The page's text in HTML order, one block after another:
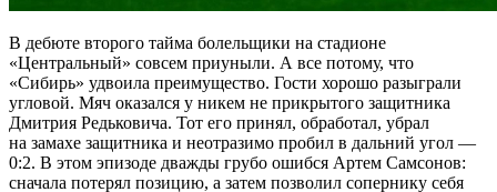
В дебюте второго тайма болельщики на стадионе
«Центральный» совсем приуныли. А все потому, что
«Сибирь» удвоила преимущество. Гости хорошо разыграли
угловой. Мяч оказался у никем не прикрытого защитника
Дмитрия Редьковича. Тот его принял, обработал, убрал
на замахе защитника и неотразимо пробил в дальний угол —
0:2. В этом эпизоде дважды грубо ошибся Артем Самсонов:
сначала потерял позицию, а затем позволил сопернику себя